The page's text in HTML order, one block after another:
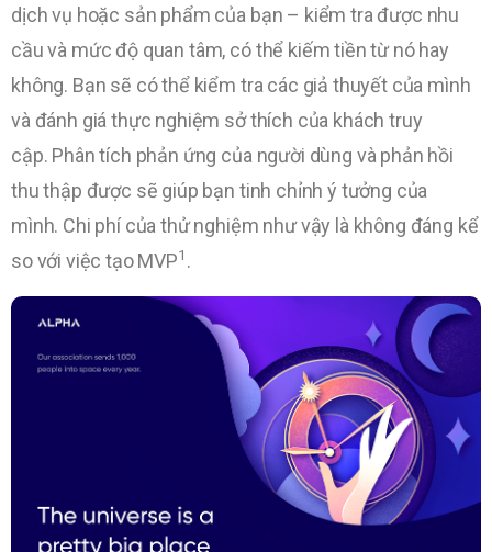
dịch vụ hoặc sản phẩm của bạn – kiểm tra được nhu
cầu và mức độ quan tâm, có thể kiếm tiền từ nó hay
không. Bạn sẽ có thể kiểm tra các giả thuyết của mình
và đánh giá thực nghiệm sở thích của khách truy
cập. Phân tích phản ứng của người dùng và phản hồi
thu thập được sẽ giúp bạn tinh chỉnh ý tưởng của
mình. Chi phí của thử nghiệm như vậy là không đáng kể
so với việc tạo MVP1 .